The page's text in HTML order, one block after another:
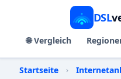
DSL
🌐 Vergleich
Startseite ›